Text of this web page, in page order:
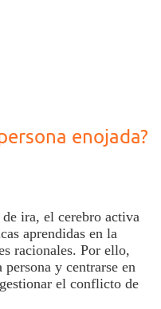
enojada?
ira, el cerebro activa
aprendidas en la
racionales. Por ello,
y centrarse en
el conflicto de